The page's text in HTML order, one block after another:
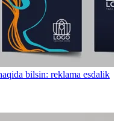
bilsin: reklama esdalik